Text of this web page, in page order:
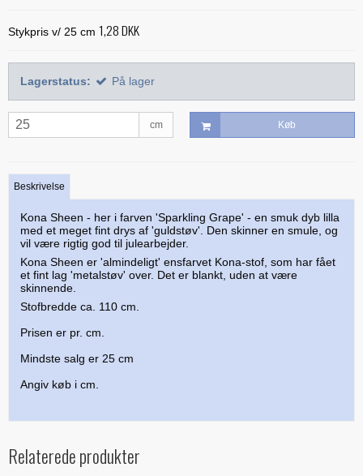
Treasure Håndquiltetråd
Silketråd
Diverse tråde
Indlægsstoffer
Polyester mellemfoer
Bøger med 'Jelly Rolls'
Julebøger
Paper/foundation piecing
Alle mønstre
Applikation
BeColourful - Jacqueline de Jonge
Mønstre til stamps
Mønstre fra Sew Kind of Wonderful
Skabeloner og linealer
Buede former
Creative Grids
Linealer
Marti Michell skabeloner
Phillips Fiber Art
Studio 180 Design
Bøger om quiltning
Div. tilbehør til quiltning
Fortrykte quilttoppe
Taskemønstre og -tilbehør
Taskemønstre
Hardware - taskespænder
Mesh og fold-over elastik
Indlægsstoffer og mellemfoer til tasker
Øvrigt tilbehør til tasker
Materialer til masker/mundbind
Stykpris v/ 25 cm 1,28 DKK
Lagerstatus: På lager
cm Køb
Beskrivelse
Kona Sheen - her i farven 'Sparkling Grape' - en smuk dyb lilla
med et meget fint drys af 'guldstøv'. Den skinner en smule, og
vil være rigtig god til julearbejder.
Kona Sheen er 'almindeligt' ensfarvet Kona-stof, som har fået
et fint lag 'metalstøv' over. Det er blankt, uden at være
skinnende.
Stofbredde ca. 110 cm.
Prisen er pr. cm.
Mindste salg er 25 cm
Angiv køb i cm.
Relaterede produkter